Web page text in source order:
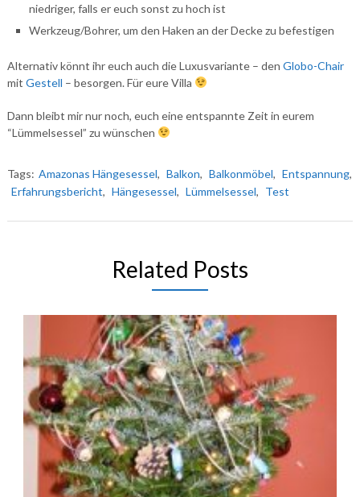
niedriger, falls er euch sonst zu hoch ist
Werkzeug/Bohrer, um den Haken an der Decke zu befestigen
Alternativ könnt ihr euch auch die Luxusvariante – den Globo-Chair
mit Gestell – besorgen. Für eure Villa
Dann bleibt mir nur noch, euch eine entspannte Zeit in eurem
“Lümmelsessel” zu wünschen
Tags: Amazonas Hängesessel, Balkon, Balkonmöbel, Entspannung,
Erfahrungsbericht, Hängesessel, Lümmelsessel, Test
Related Posts